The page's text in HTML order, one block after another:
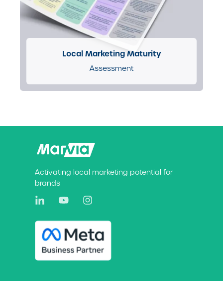
Local Marketing Maturity
Assessment
Activating local marketing potential for
brands